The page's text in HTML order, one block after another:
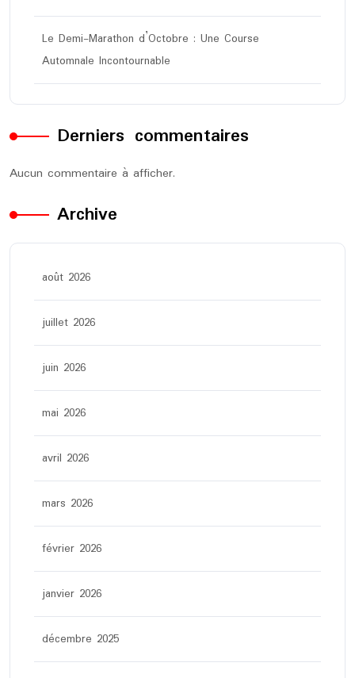
Le Demi-Marathon d’Octobre : Une Course
Automnale Incontournable
Derniers commentaires
Aucun commentaire à afficher.
Archive
août 2026
juillet 2026
juin 2026
mai 2026
avril 2026
mars 2026
février 2026
janvier 2026
décembre 2025